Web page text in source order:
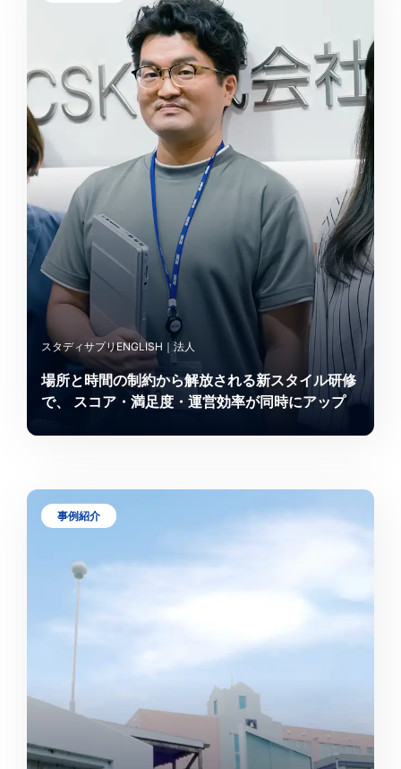
スタディサプリENGLISH｜法人
場所と時間の制約から解放される新スタイル研修
で、 スコア・満足度・運営効率が同時にアップ
事例紹介